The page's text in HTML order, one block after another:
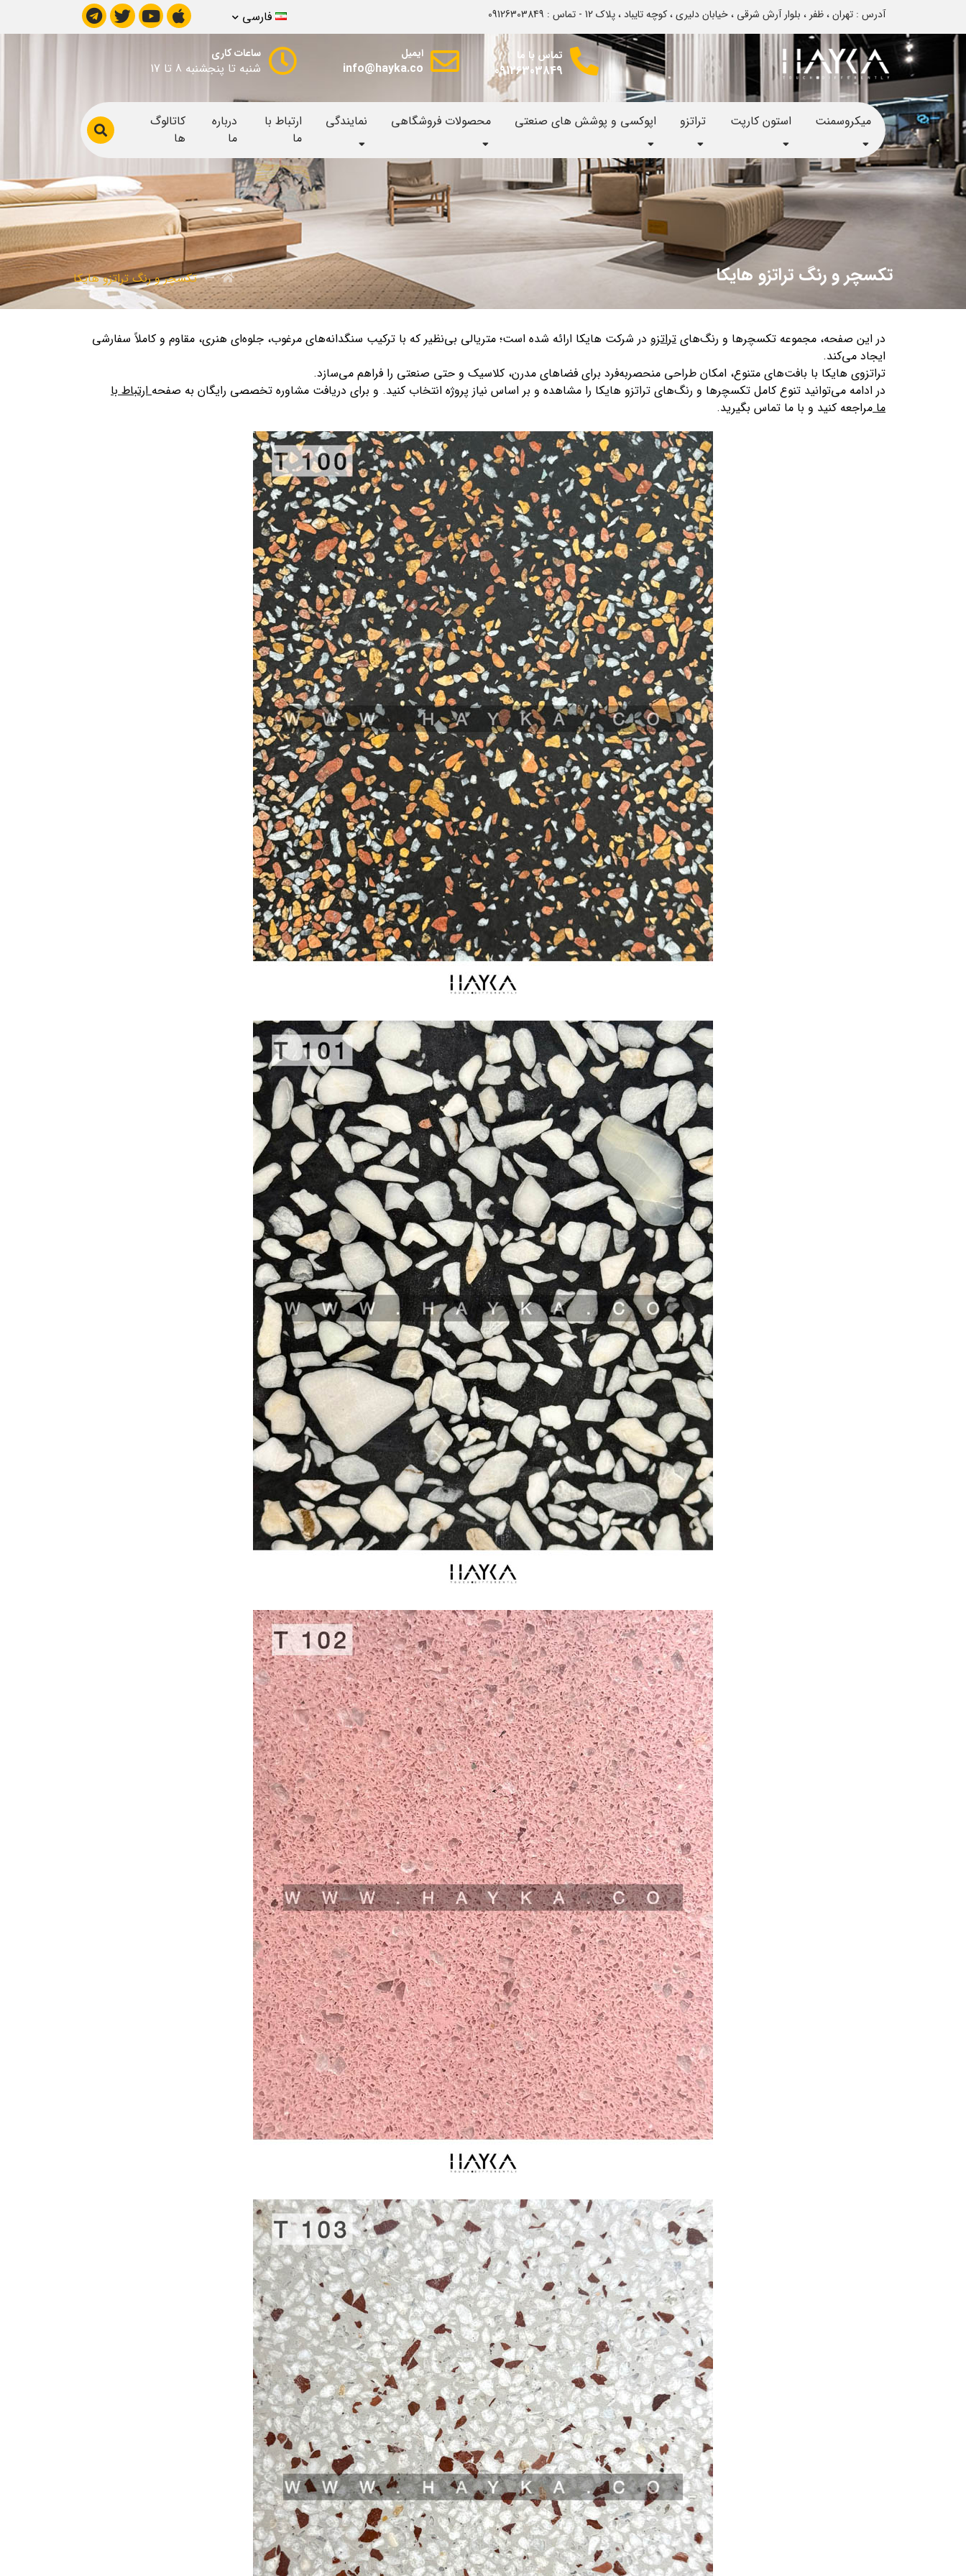
آدرس : تهران ، ظفر ، بلوار آرش شرقی ، خیابان دلیری ، کوچه تایباد ، پلاک 12 - تماس : 09126303849 فارسی
تماس با ما
09126303849
ایمیل
info@hayka.co
ساعات کاری
شنبه تا پنجشنبه 8 تا 17
میکروسمنت استون کارپت تراتزو اپوکسی و پوشش های صنعتی محصولات فروشگاهی نمایندگی
ارتباط با
ما
درباره
ما
کاتالوگ
ها
تکسچر و رنگ تراتزو هایکا تکسچر و رنگ تراتزو هایکا
در این صفحه، مجموعه تکسچرها و رنگ‌های تراتزو در شرکت هایکا ارائه شده است؛ متریالی بی‌نظیر که با ترکیب سنگدانه‌های مرغوب، جلوه‌ای هنری، مقاوم و کاملاً سفارشی
ایجاد می‌کند.
تراتزوی هایکا با بافت‌های متنوع، امکان طراحی منحصر‌به‌فرد برای فضاهای مدرن، کلاسیک و حتی صنعتی را فراهم می‌سازد.
در ادامه می‌توانید تنوع کامل تکسچرها و رنگ‌های تراتزو هایکا را مشاهده و بر اساس نیاز پروژه انتخاب کنید. و برای دریافت مشاوره تخصصی رایگان به صفحه ارتباط با
ما مراجعه کنید و با ما تماس بگیرید.